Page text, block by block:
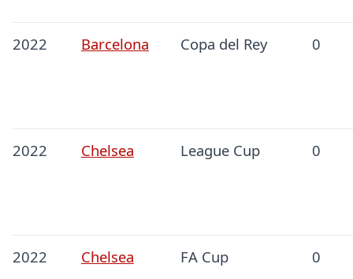
2022 Barcelona Copa del Rey 0
2022 Chelsea League Cup 0
2022 Chelsea FA Cup 0